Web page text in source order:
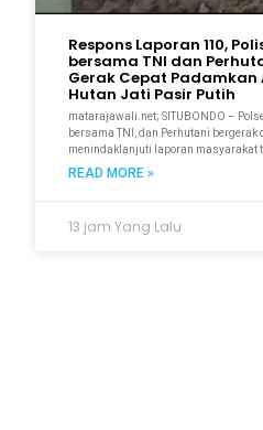
Respons Laporan 110,
bersama TNI dan
Gerak Cepat Padamkan
Hutan Jati Pasir Putih
matarajawali.net; SITUBONDO –
bersama TNI, dan Perhutani bergerak
menindaklanjuti laporan masyarakat
READ MORE »
13 jam Yang Lalu